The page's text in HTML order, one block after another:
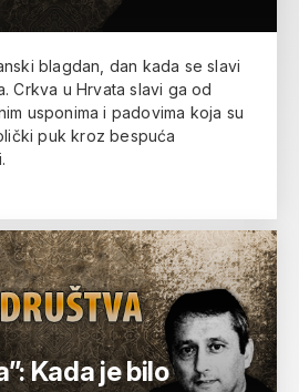
blagdan, dan kada se slavi
Crkva u Hrvata slavi ga od
usponima i padovima koja su
puk kroz bespuća
Kada je bilo